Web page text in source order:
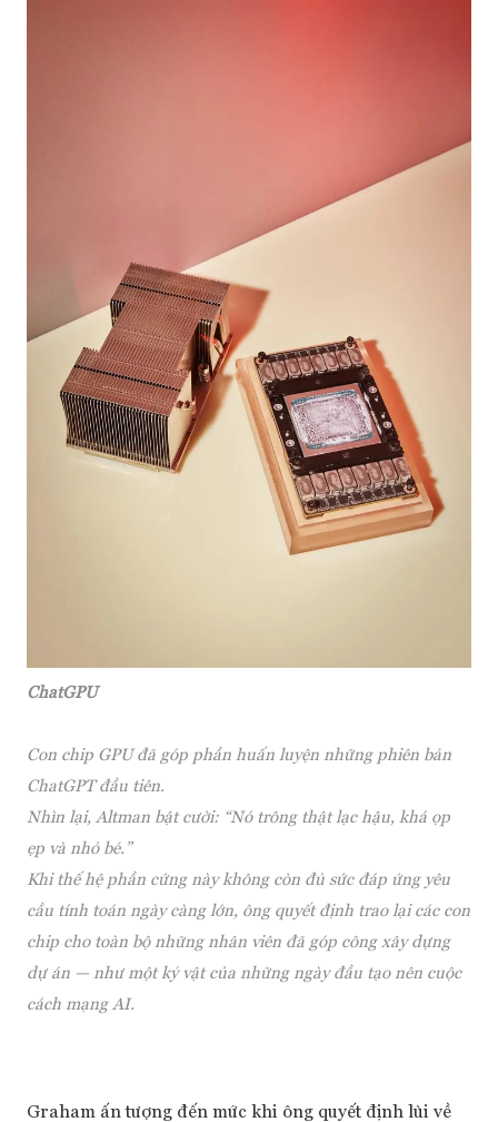
ChatGPU
Con chip GPU đã góp phần huấn luyện những phiên bản
ChatGPT đầu tiên.
Nhìn lại, Altman bật cười: “Nó trông thật lạc hậu, khá ọp
ẹp và nhỏ bé.”
Khi thế hệ phần cứng này không còn đủ sức đáp ứng yêu
cầu tính toán ngày càng lớn, ông quyết định trao lại các con
chip cho toàn bộ những nhân viên đã góp công xây dựng
dự án — như một kỷ vật của những ngày đầu tạo nên cuộc
cách mạng AI.
Graham ấn tượng đến mức khi ông quyết định lùi về